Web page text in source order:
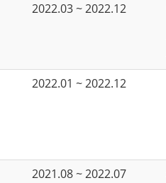
2022.03 ~ 2022.12
2022.01 ~ 2022.12
2021.08 ~ 2022.07